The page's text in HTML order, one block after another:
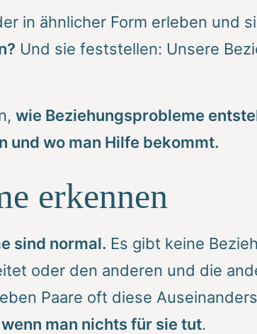
in ähnlicher Form erleben und
Und sie feststellen: Unsere
wie Beziehungsprobleme
und wo man Hilfe bekommt.
erkennen
sind normal. Es gibt keine
oder den anderen und die
Paare oft diese
man nichts für sie tut.